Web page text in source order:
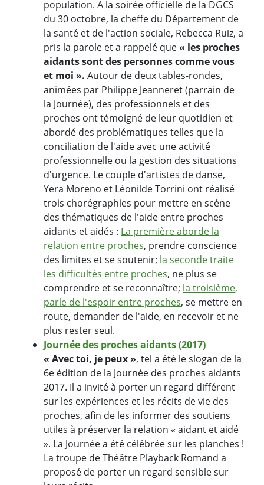
population. A la soirée officielle de la DGCS
du 30 octobre, la cheffe du Département de
la santé et de l'action sociale, Rebecca Ruiz, a
pris la parole et a rappelé que« les proches
aidants sont des personnes comme vous
et moi ». Autour de deux tables-rondes,
animées par Philippe Jeanneret (parrain de
la Journée), des professionnels et des
proches ont témoigné de leur quotidien et
abordé des problématiques telles que la
conciliation de l'aide avec une activité
professionnelle ou la gestion des situations
d'urgence. Le couple d'artistes de danse,
Yera Moreno et Léonilde Torrini ont réalisé
trois chorégraphies pour mettre en scène
des thématiques de l'aide entre proches
aidants et aidés : La première aborde la
relation entre proches, prendre conscience
des limites et se soutenir; la seconde traite
les difficultés entre proches, ne plus se
comprendre et se reconnaître; la troisième,
parle de l'espoir entre proches, se mettre en
route, demander de l'aide, en recevoir et ne
plus rester seul.
Journée des proches aidants (2017)
« Avec toi, je peux », tel a été le slogan de la
6e édition de la Journée des proches aidants
2017. Il a invité à porter un regard différent
sur les expériences et les récits de vie des
proches, afin de les informer des soutiens
utiles à préserver la relation « aidant et aidé
». La Journée a été célébrée sur les planches !
La troupe de Théâtre Playback Romand a
proposé de porter un regard sensible sur